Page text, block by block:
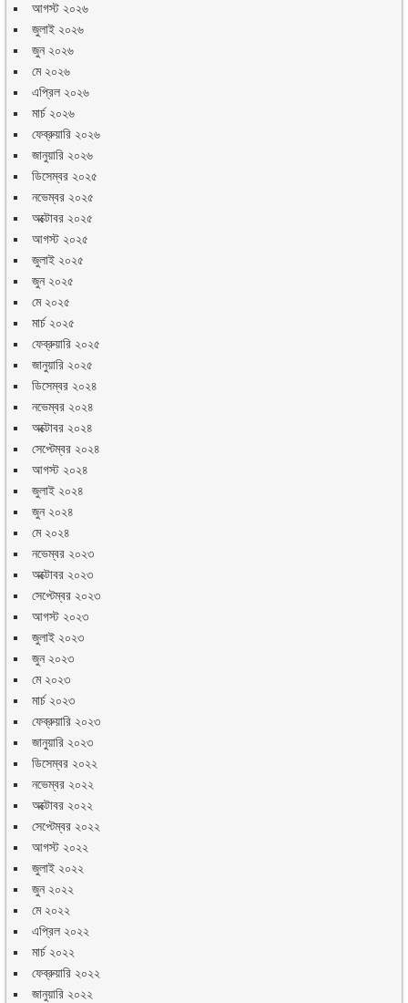
আগস্ট ২০২৬
জুলাই ২০২৬
জুন ২০২৬
মে ২০২৬
এপ্রিল ২০২৬
মার্চ ২০২৬
ফেব্রুয়ারি ২০২৬
জানুয়ারি ২০২৬
ডিসেম্বর ২০২৫
নভেম্বর ২০২৫
অক্টোবর ২০২৫
আগস্ট ২০২৫
জুলাই ২০২৫
জুন ২০২৫
মে ২০২৫
মার্চ ২০২৫
ফেব্রুয়ারি ২০২৫
জানুয়ারি ২০২৫
ডিসেম্বর ২০২৪
নভেম্বর ২০২৪
অক্টোবর ২০২৪
সেপ্টেম্বর ২০২৪
আগস্ট ২০২৪
জুলাই ২০২৪
জুন ২০২৪
মে ২০২৪
নভেম্বর ২০২৩
অক্টোবর ২০২৩
সেপ্টেম্বর ২০২৩
আগস্ট ২০২৩
জুলাই ২০২৩
জুন ২০২৩
মে ২০২৩
মার্চ ২০২৩
ফেব্রুয়ারি ২০২৩
জানুয়ারি ২০২৩
ডিসেম্বর ২০২২
নভেম্বর ২০২২
অক্টোবর ২০২২
সেপ্টেম্বর ২০২২
আগস্ট ২০২২
জুলাই ২০২২
জুন ২০২২
মে ২০২২
এপ্রিল ২০২২
মার্চ ২০২২
ফেব্রুয়ারি ২০২২
জানুয়ারি ২০২২